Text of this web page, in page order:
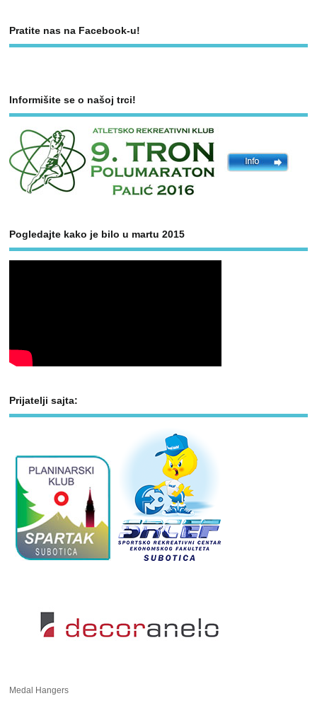
Pratite nas na Facebook-u!
Informišite se o našoj trci!
Pogledajte kako je bilo u martu 2015
Prijatelji sajta:
Medal Hangers